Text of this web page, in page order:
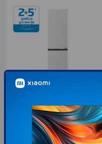
BEKO B1RCNA404W
Tip: Kombinovani frižider Energetska
klasa: E Zapremina: Ukupna
zapremina: 355 l Zapremina
frižidera: 249 l Zapremina